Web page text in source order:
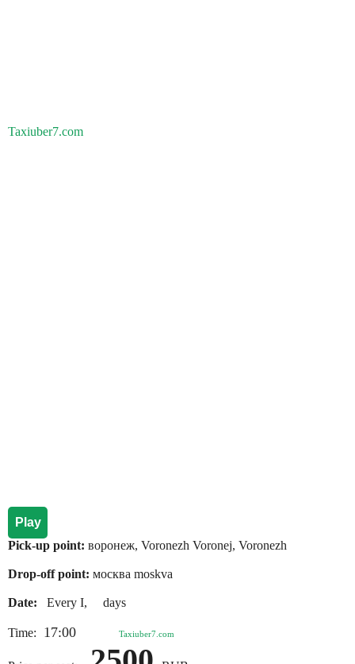
Taxiuber7.com
Play
Pick-up point: воронеж, Voronezh Voronej, Voronezh
Drop-off point: москва moskva
Date: Every I, days
Time: 17:00 Taxiuber7.com